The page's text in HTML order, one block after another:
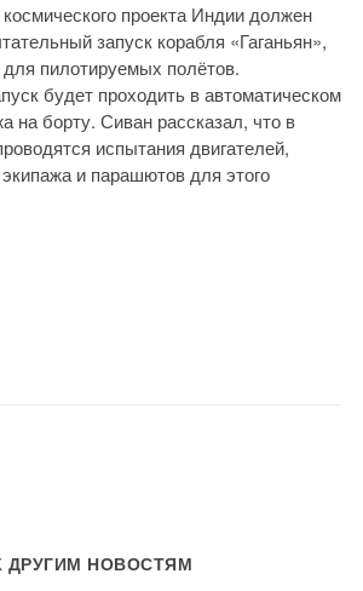
проекта Индии должен
запуск корабля «Гаганьян»,
пилотируемых полётов.
будет проходить в автоматическом
на борту. Сиван рассказал, что в
испытания двигателей,
и парашютов для этого
ДРУГИМ НОВОСТЯМ